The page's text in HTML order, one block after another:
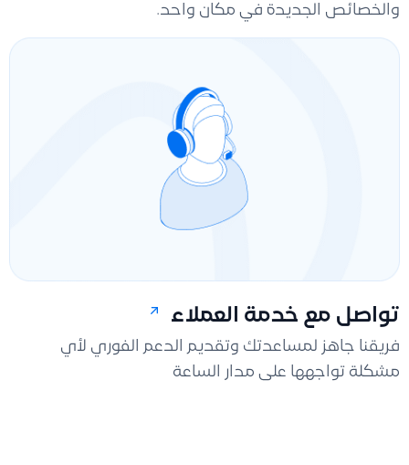
والخصائص الجديدة في مكان واحد.
تواصل مع خدمة العملاء
فريقنا جاهز لمساعدتك وتقديم الدعم الفوري لأي
مشكلة تواجهها على مدار الساعة